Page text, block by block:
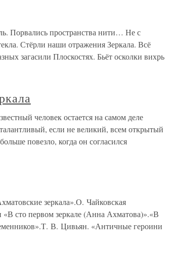
Порвались пространства нити… Не с
Стёрли наши отражения Зеркала. Всё
загасили Плоскостях. Бьёт осколки вихрь
человек остается на самом деле
если не великий, всем открытый
повезло, когда он согласился
зеркала».О. Чайковская
сто первом зеркале (Анна Ахматова)».«В
В. Цивьян. «Античные героини